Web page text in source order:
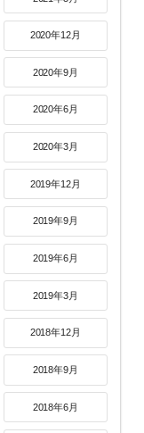
2020年12月
2020年9月
2020年6月
2020年3月
2019年12月
2019年9月
2019年6月
2019年3月
2018年12月
2018年9月
2018年6月